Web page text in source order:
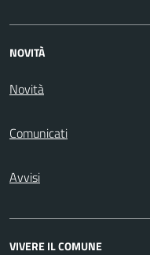
NOVITÀ
Novità
Comunicati
Avvisi
VIVERE IL COMUNE